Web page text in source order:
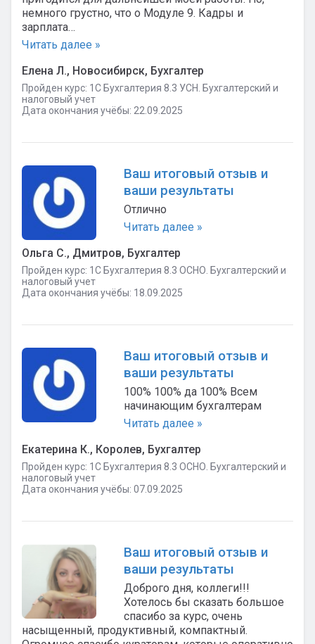
немного грустно, что о Модуле 9. Кадры и
зарплата…
Читать далее »
Елена Л., Новосибирск, Бухгалтер
Пройден курс: 1C Бухгалтерия 8.3 УСН. Бухгалтерский и
налоговый учет
Дата окончания учёбы: 22.09.2025
Ваш итоговый отзыв и
ваши результаты
Отлично
Читать далее »
Ольга С., Дмитров, Бухгалтер
Пройден курс: 1C Бухгалтерия 8.3 ОСНО. Бухгалтерский и
налоговый учет
Дата окончания учёбы: 18.09.2025
Ваш итоговый отзыв и
ваши результаты
100% 100% да 100% Всем
начинающим бухгалтерам
Читать далее »
Екатерина К., Королев, Бухгалтер
Пройден курс: 1C Бухгалтерия 8.3 ОСНО. Бухгалтерский и
налоговый учет
Дата окончания учёбы: 07.09.2025
Ваш итоговый отзыв и
ваши результаты
Доброго дня, коллеги!!!
Хотелось бы сказать большое
спасибо за курс, очень
насыщенный, продуктивный, компактный.